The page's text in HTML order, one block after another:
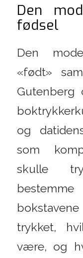
Den
fødsel
Den
«født»
Gutenberg
og
som
skulle
trykket,
være, og